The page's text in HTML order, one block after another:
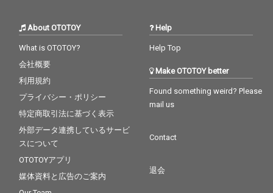
About OTOTOY
What is OTOTOY?
会社概要
利用規約
プライバシー・ポリシー
特定商取引法に基づく表示
外部データ連携しているサービ
スについて
OTOTOYアプリ
媒体資料と広告のご案内
Help
Help Top
Make OTOTOY better
Found something weird? Please
mail us
Contact
退会